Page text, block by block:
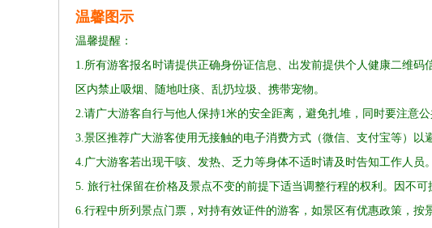
温馨图示
温馨提醒：
1.所有游客报名时请提供正确身份证信息、出发前提供个人健康二维
区内禁止吸烟、随地吐痰、乱扔垃圾、携带宠物。
2.请广大游客自行与他人保持1米的安全距离，避免扎堆，同时要注意
3.景区推荐广大游客使用无接触的电子消费方式（微信、支付宝等）以
4.广大游客若出现干咳、发热、乏力等身体不适时请及时告知工作人员。
5. 旅行社保留在价格及景点不变的前提下适当调整行程的权利。因不
6.行程中所列景点门票，对持有效证件的游客，如景区有优惠政策，